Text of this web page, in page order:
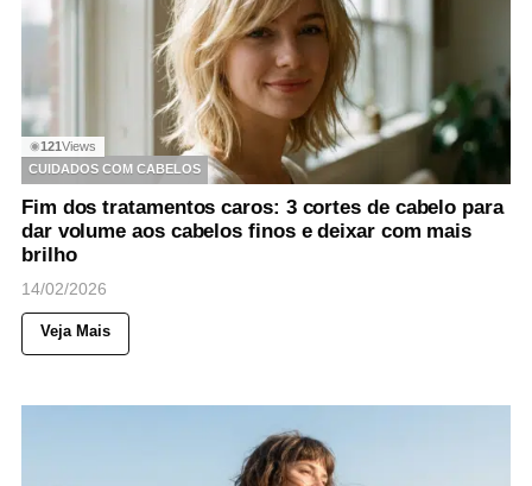
◉121Views
CUIDADOS COM CABELOS
Fim dos tratamentos caros: 3 cortes de cabelo para
dar volume aos cabelos finos e deixar com mais
brilho
14/02/2026
Veja Mais